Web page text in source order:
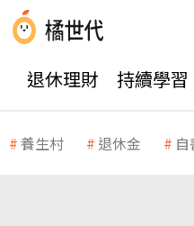
退休理財 持續學習
養生村 退休金